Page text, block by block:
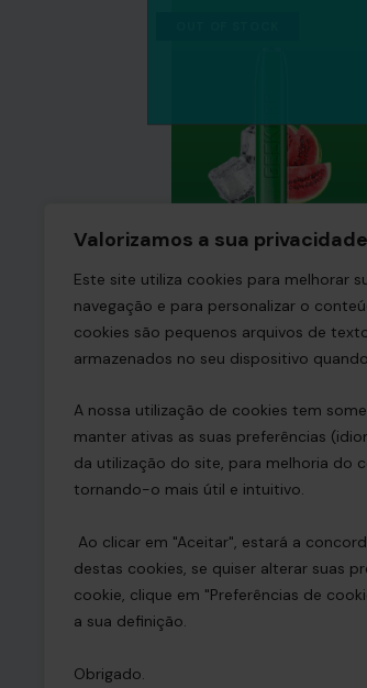
Valorizamos a sua privacidade
Este site utiliza cookies para melhorar
navegação e para personalizar o
cookies são pequenos arquivos de
armazenados no seu dispositivo
A nossa utilização de cookies tem
manter ativas as suas preferências
da utilização do site, para melhoria do
tornando-o mais útil e intuitivo.
Ao clicar em "Aceitar", estará a
destas cookies, se quiser alterar suas
cookie, clique em "Preferências de
a sua definição.
Obrigado.
Geekbar Watermelon Ice
9,99€ –99,90€ VAT included